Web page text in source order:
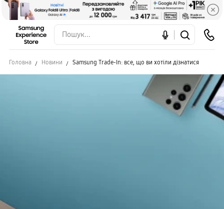
Головна Новини Samsung Trade-In: все, що ви хотіли дізнатися